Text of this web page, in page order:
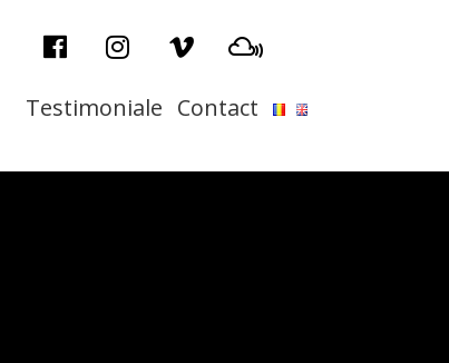
Testimoniale Contact